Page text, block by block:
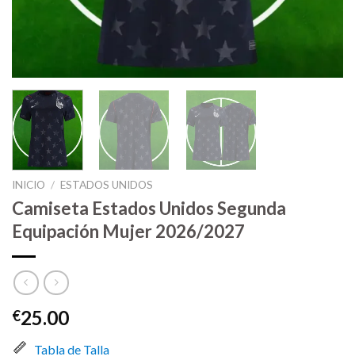
INICIO / ESTADOS UNIDOS
Camiseta Estados Unidos Segunda
Equipación Mujer 2026/2027
€25.00
Tabla de Talla